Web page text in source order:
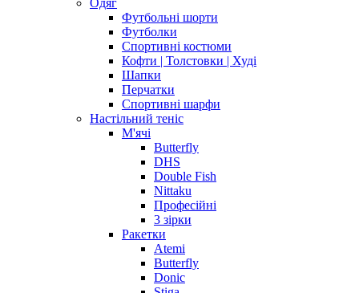
Одяг
Футбольні шорти
Футболки
Спортивні костюми
Кофти | Толстовки | Худі
Шапки
Перчатки
Спортивні шарфи
Настільний теніс
М'ячі
Butterfly
DHS
Double Fish
Nittaku
Професійні
3 зірки
Ракетки
Atemi
Butterfly
Donic